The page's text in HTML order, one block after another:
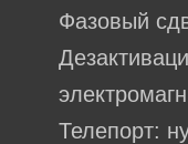
Фазовый
Телепорт: